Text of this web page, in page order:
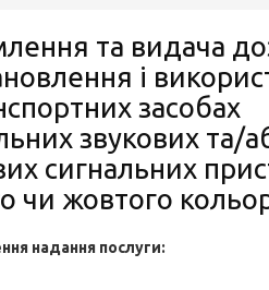
та видача
і
засобах
звукових та/
сигнальних
чи жовтого
надання послуги: